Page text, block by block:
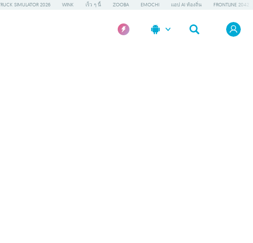
SIMULATOR 2026 WINK เร็ว ๆ นี้ ZOOBA EMOCHI แอป AI ท้องถิ่น FRONTLINE 2042